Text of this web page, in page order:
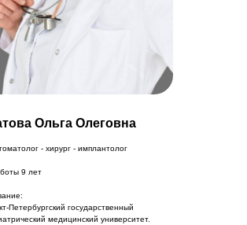
Ольга Олеговна
- хирург - имплантолог
9 лет
Петербургский государственный
медицинский университет.